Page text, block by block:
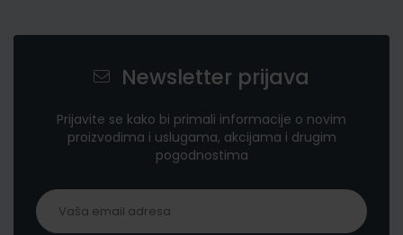
Newsletter prijava
Prijavite se kako bi primali informacije o novim
proizvodima i uslugama, akcijama i drugim
pogodnostima